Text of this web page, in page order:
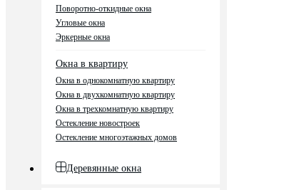
Поворотно-откидные окна
Угловые окна
Эркерные окна
Окна в квартиру
Окна в однокомнатную квартиру
Окна в двухкомнатную квартиру
Окна в трехкомнатную квартиру
Остекление новостроек
Остекление многоэтажных домов
Деревянные окна